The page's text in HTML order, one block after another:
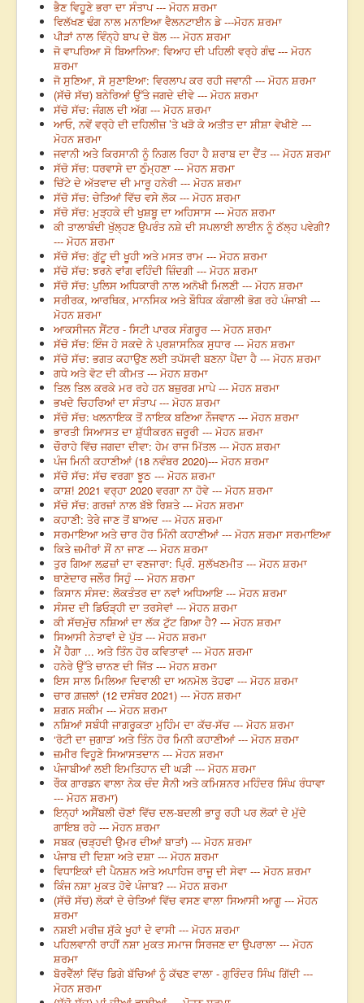
ਭੈਣ ਵਿਹੂਣੇ ਭਰਾ ਦਾ ਸੰਤਾਪ --- ਮੋਹਨ ਸ਼ਰਮਾ
ਵਿਲੱਖਣ ਢੰਗ ਨਾਲ ਮਨਾਇਆ ਵੈਲਨਟਾਈਨ ਡੇ ---ਮੋਹਨ ਸ਼ਰਮਾ
ਪੀੜਾਂ ਨਾਲ ਵਿੰਨ੍ਹੇ ਬਾਪ ਦੇ ਬੋਲ --- ਮੋਹਨ ਸ਼ਰਮਾ
ਜੋ ਵਾਪਰਿਆ ਸੋ ਬਿਆਨਿਆ: ਵਿਆਹ ਦੀ ਪਹਿਲੀ ਵਰ੍ਹੇ ਗੰਢ --- ਮੋਹਨ
ਸ਼ਰਮਾ
ਜੋ ਸੁਣਿਆ, ਸੋ ਸੁਣਾਇਆ: ਵਿਰਲਾਪ ਕਰ ਰਹੀ ਜਵਾਨੀ --- ਮੋਹਨ ਸ਼ਰਮਾ
(ਸੱਚੋ ਸੱਚ) ਬਨੇਰਿਆਂ ਉੱਤੇ ਜਗਦੇ ਦੀਵੇ --- ਮੋਹਨ ਸ਼ਰਮਾ
ਸੱਚੋ ਸੱਚ: ਜੰਗਲ ਦੀ ਅੱਗ --- ਮੋਹਨ ਸ਼ਰਮਾ
ਆਓ, ਨਵੇਂ ਵਰ੍ਹੇ ਦੀ ਦਹਿਲੀਜ਼ ’ਤੇ ਖੜੋ ਕੇ ਅਤੀਤ ਦਾ ਸ਼ੀਸ਼ਾ ਵੇਖੀਏ ---
ਮੋਹਨ ਸ਼ਰਮਾ
ਜਵਾਨੀ ਅਤੇ ਕਿਰਸਾਨੀ ਨੂੰ ਨਿਗਲ ਰਿਹਾ ਹੈ ਸ਼ਰਾਬ ਦਾ ਦੈਂਤ --- ਮੋਹਨ ਸ਼ਰਮਾ
ਸੱਚੋ ਸੱਚ: ਧਰਵਾਸੇ ਦਾ ਠੁੰਮ੍ਹਣਾ --- ਮੋਹਨ ਸ਼ਰਮਾ
ਚਿੱਟੇ ਦੇ ਅੱਤਵਾਦ ਦੀ ਮਾਰੂ ਹਨੇਰੀ --- ਮੋਹਨ ਸ਼ਰਮਾ
ਸੱਚੋ ਸੱਚ: ਚੇਤਿਆਂ ਵਿੱਚ ਵਸੇ ਲੋਕ --- ਮੋਹਨ ਸ਼ਰਮਾ
ਸੱਚੋ ਸੱਚ: ਮੁੜ੍ਹਕੇ ਦੀ ਖੁਸ਼ਬੂ ਦਾ ਅਹਿਸਾਸ --- ਮੋਹਨ ਸ਼ਰਮਾ
ਕੀ ਤਾਲਾਬੰਦੀ ਖੁੱਲ੍ਹਣ ਉਪਰੰਤ ਨਸ਼ੇ ਦੀ ਸਪਲਾਈ ਲਾਈਨ ਨੂੰ ਠੱਲ੍ਹ ਪਵੇਗੀ?
--- ਮੋਹਨ ਸ਼ਰਮਾ
ਸੱਚੋ ਸੱਚ: ਗੁੱਟੂ ਦੀ ਖੂਹੀ ਅਤੇ ਮਸਤ ਰਾਮ --- ਮੋਹਨ ਸ਼ਰਮਾ
ਸੱਚੋ ਸੱਚ: ਝਰਨੇ ਵਾਂਗ ਵਹਿੰਦੀ ਜ਼ਿੰਦਗੀ --- ਮੋਹਨ ਸ਼ਰਮਾ
ਸੱਚੋ ਸੱਚ: ਪੁਲਿਸ ਅਧਿਕਾਰੀ ਨਾਲ ਅਨੋਖੀ ਮਿਲਣੀ --- ਮੋਹਨ ਸ਼ਰਮਾ
ਸਰੀਰਕ, ਆਰਥਿਕ, ਮਾਨਸਿਕ ਅਤੇ ਬੌਧਿਕ ਕੰਗਾਲੀ ਭੋਗ ਰਹੇ ਪੰਜਾਬੀ ---
ਮੋਹਨ ਸ਼ਰਮਾ
ਆਕਸੀਜਨ ਸੈਂਟਰ - ਸਿਟੀ ਪਾਰਕ ਸੰਗਰੂਰ --- ਮੋਹਨ ਸ਼ਰਮਾ
ਸੱਚੋ ਸੱਚ: ਇੰਜ ਹੋ ਸਕਦੇ ਨੇ ਪ੍ਰਸ਼ਾਸਨਿਕ ਸੁਧਾਰ --- ਮੋਹਨ ਸ਼ਰਮਾ
ਸੱਚੋ ਸੱਚ: ਭਗਤ ਕਹਾਉਣ ਲਈ ਤਪੱਸਵੀ ਬਣਨਾ ਪੈਂਦਾ ਹੈ --- ਮੋਹਨ ਸ਼ਰਮਾ
ਗਧੇ ਅਤੇ ਵੋਟ ਦੀ ਕੀਮਤ --- ਮੋਹਨ ਸ਼ਰਮਾ
ਤਿਲ ਤਿਲ ਕਰਕੇ ਮਰ ਰਹੇ ਹਨ ਬਜ਼ੁਰਗ ਮਾਪੇ --- ਮੋਹਨ ਸ਼ਰਮਾ
ਭਖਦੇ ਚਿਹਰਿਆਂ ਦਾ ਸੰਤਾਪ --- ਮੋਹਨ ਸ਼ਰਮਾ
ਸੱਚੋ ਸੱਚ: ਖਲਨਾਇਕ ਤੋਂ ਨਾਇਕ ਬਣਿਆ ਨੌਜਵਾਨ --- ਮੋਹਨ ਸ਼ਰਮਾ
ਭਾਰਤੀ ਸਿਆਸਤ ਦਾ ਸ਼ੁੱਧੀਕਰਨ ਜ਼ਰੂਰੀ --- ਮੋਹਨ ਸ਼ਰਮਾ
ਚੌਰਾਹੇ ਵਿੱਚ ਜਗਦਾ ਦੀਵਾ: ਹੇਮ ਰਾਜ ਮਿੱਤਲ --- ਮੋਹਨ ਸ਼ਰਮਾ
ਪੰਜ ਮਿਨੀ ਕਹਾਣੀਆਂ (18 ਨਵੰਬਰ 2020)--- ਮੋਹਨ ਸ਼ਰਮਾ
ਸੱਚੋ ਸੱਚ: ਸੱਚ ਵਰਗਾ ਝੂਠ --- ਮੋਹਨ ਸ਼ਰਮਾ
ਕਾਸ਼! 2021 ਵਰ੍ਹਾ 2020 ਵਰਗਾ ਨਾ ਹੋਵੇ --- ਮੋਹਨ ਸ਼ਰਮਾ
ਸੱਚੋ ਸੱਚ: ਗਰਜ਼ਾਂ ਨਾਲ ਬੱਝੇ ਰਿਸ਼ਤੇ --- ਮੋਹਨ ਸ਼ਰਮਾ
ਕਹਾਣੀ: ਤੇਰੇ ਜਾਣ ਤੋਂ ਬਾਅਦ --- ਮੋਹਨ ਸ਼ਰਮਾ
ਸਰਮਾਇਆ ਅਤੇ ਚਾਰ ਹੋਰ ਮਿੰਨੀ ਕਹਾਣੀਆਂ --- ਮੋਹਨ ਸ਼ਰਮਾ ਸਰਮਾਇਆ
ਕਿਤੇ ਜ਼ਮੀਰਾਂ ਸੌਂ ਨਾ ਜਾਣ --- ਮੋਹਨ ਸ਼ਰਮਾ
ਤੁਰ ਗਿਆ ਲਫ਼ਜ਼ਾਂ ਦਾ ਵਣਜਾਰਾ: ਪ੍ਰਿੰ. ਸੁਲੱਖਣਮੀਤ --- ਮੋਹਨ ਸ਼ਰਮਾ
ਥਾਣੇਦਾਰ ਜਲੌਰ ਸਿਹੁੰ --- ਮੋਹਨ ਸ਼ਰਮਾ
ਕਿਸਾਨ ਸੰਸਦ: ਲੋਕਤੰਤਰ ਦਾ ਨਵਾਂ ਅਧਿਆਇ --- ਮੋਹਨ ਸ਼ਰਮਾ
ਸੰਸਦ ਦੀ ਡਿਓੜ੍ਹੀ ਦਾ ਤਰਸੇਵਾਂ --- ਮੋਹਨ ਸ਼ਰਮਾ
ਕੀ ਸੱਚਮੁੱਚ ਨਸ਼ਿਆਂ ਦਾ ਲੱਕ ਟੁੱਟ ਗਿਆ ਹੈ? --- ਮੋਹਨ ਸ਼ਰਮਾ
ਸਿਆਸੀ ਨੇਤਾਵਾਂ ਦੇ ਪੁੱਤ --- ਮੋਹਨ ਸ਼ਰਮਾ
ਮੈਂ ਹੈਗਾ ... ਅਤੇ ਤਿੰਨ ਹੋਰ ਕਵਿਤਾਵਾਂ --- ਮੋਹਨ ਸ਼ਰਮਾ
ਹਨੇਰੇ ਉੱਤੇ ਚਾਨਣ ਦੀ ਜਿੱਤ --- ਮੋਹਨ ਸ਼ਰਮਾ
ਇਸ ਸਾਲ ਮਿਲਿਆ ਦਿਵਾਲੀ ਦਾ ਅਨਮੋਲ ਤੋਹਫਾ --- ਮੋਹਨ ਸ਼ਰਮਾ
ਚਾਰ ਗ਼ਜ਼ਲਾਂ (12 ਦਸੰਬਰ 2021) --- ਮੋਹਨ ਸ਼ਰਮਾ
ਸ਼ਗਨ ਸਕੀਮ --- ਮੋਹਨ ਸ਼ਰਮਾ
ਨਸ਼ਿਆਂ ਸਬੰਧੀ ਜਾਗਰੂਕਤਾ ਮੁਹਿੰਮ ਦਾ ਕੱਚ-ਸੱਚ --- ਮੋਹਨ ਸ਼ਰਮਾ
‘ਰੋਟੀ ਦਾ ਜੁਗਾੜ’ ਅਤੇ ਤਿੰਨ ਹੋਰ ਮਿਨੀ ਕਹਾਣੀਆਂ --- ਮੋਹਨ ਸ਼ਰਮਾ
ਜ਼ਮੀਰ ਵਿਹੂਣੇ ਸਿਆਸਤਦਾਨ --- ਮੋਹਨ ਸ਼ਰਮਾ
ਪੰਜਾਬੀਆਂ ਲਈ ਇਮਤਿਹਾਨ ਦੀ ਘੜੀ --- ਮੋਹਨ ਸ਼ਰਮਾ
ਰੌਕ ਗਾਰਡਨ ਵਾਲਾ ਨੇਕ ਚੰਦ ਸੈਨੀ ਅਤੇ ਕਮਿਸ਼ਨਰ ਮਹਿੰਦਰ ਸਿੰਘ ਰੰਧਾਵਾ
--- ਮੋਹਨ ਸ਼ਰਮਾ)
ਇਨ੍ਹਾਂ ਅਸੈਂਬਲੀ ਚੋਣਾਂ ਵਿੱਚ ਦਲ-ਬਦਲੀ ਭਾਰੂ ਰਹੀ ਪਰ ਲੋਕਾਂ ਦੇ ਮੁੱਦੇ
ਗਾਇਬ ਰਹੇ --- ਮੋਹਨ ਸ਼ਰਮਾ
ਸਬਕ (ਚੜ੍ਹਦੀ ਉਮਰ ਦੀਆਂ ਬਾਤਾਂ) --- ਮੋਹਨ ਸ਼ਰਮਾ
ਪੰਜਾਬ ਦੀ ਦਿਸ਼ਾ ਅਤੇ ਦਸ਼ਾ --- ਮੋਹਨ ਸ਼ਰਮਾ
ਵਿਧਾਇਕਾਂ ਦੀ ਪੈਨਸ਼ਨ ਅਤੇ ਅਪਾਹਿਜ ਰਾਜੂ ਦੀ ਸੇਵਾ --- ਮੋਹਨ ਸ਼ਰਮਾ
ਕਿੰਜ ਨਸ਼ਾ ਮੁਕਤ ਹੋਵੇ ਪੰਜਾਬ? --- ਮੋਹਨ ਸ਼ਰਮਾ
(ਸੱਚੋ ਸੱਚ) ਲੋਕਾਂ ਦੇ ਚੇਤਿਆਂ ਵਿੱਚ ਵਸਣ ਵਾਲਾ ਸਿਆਸੀ ਆਗੂ --- ਮੋਹਨ
ਸ਼ਰਮਾ
ਨਸ਼ਈ ਮਰੀਜ਼ ਸੁੱਕੇ ਖੂਹਾਂ ਦੇ ਵਾਸੀ --- ਮੋਹਨ ਸ਼ਰਮਾ
ਪਹਿਲਵਾਨੀ ਰਾਹੀਂ ਨਸ਼ਾ ਮੁਕਤ ਸਮਾਜ ਸਿਰਜਣ ਦਾ ਉਪਰਾਲਾ --- ਮੋਹਨ
ਸ਼ਰਮਾ
ਬੋਰਵੈੱਲਾਂ ਵਿੱਚ ਡਿਗੇ ਬੱਚਿਆਂ ਨੂੰ ਕੱਢਣ ਵਾਲਾ - ਗੁਰਿੰਦਰ ਸਿੰਘ ਗਿੱਦੀ ---
ਮੋਹਨ ਸ਼ਰਮਾ